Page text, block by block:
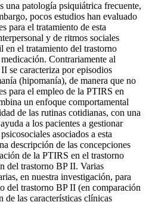
patología psiquiátrica frecuente,
pocos estudios han evaluado
para el tratamiento de esta
y de ritmos sociales
en el tratamiento del trastorno
Contrariamente al
se caracteriza por episodios
(hipomanía), de manera que no
para el empleo de la PTIRS en
un enfoque comportamental
de las rutinas cotidianas, con una
a los pacientes a gestionar
asociados a esta
descripción de las concepciones
de la PTIRS en el trastorno
del trastorno BP II. Varias
en nuestra investigación, para
del trastorno BP II (en comparación
de las características clínicas